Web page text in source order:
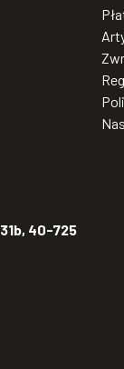
40-725